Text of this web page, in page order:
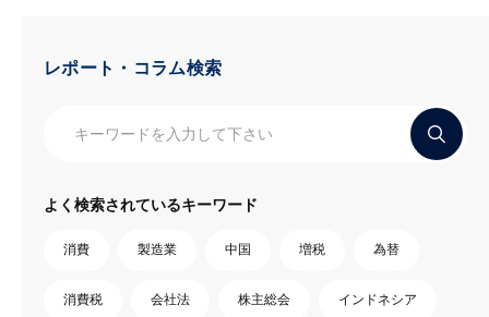
レポート・コラム検索
よく検索されているキーワード
消費 製造業 中国 増税 為替
消費税 会社法 株主総会 インドネシア